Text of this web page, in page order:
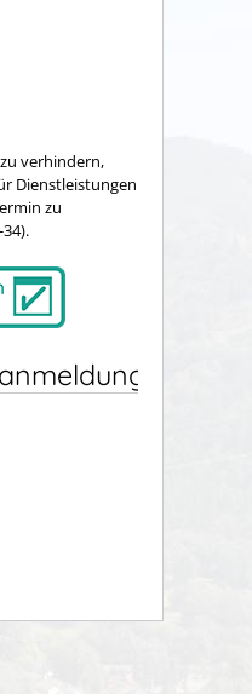
verhindern,
Dienstleistungen
zu